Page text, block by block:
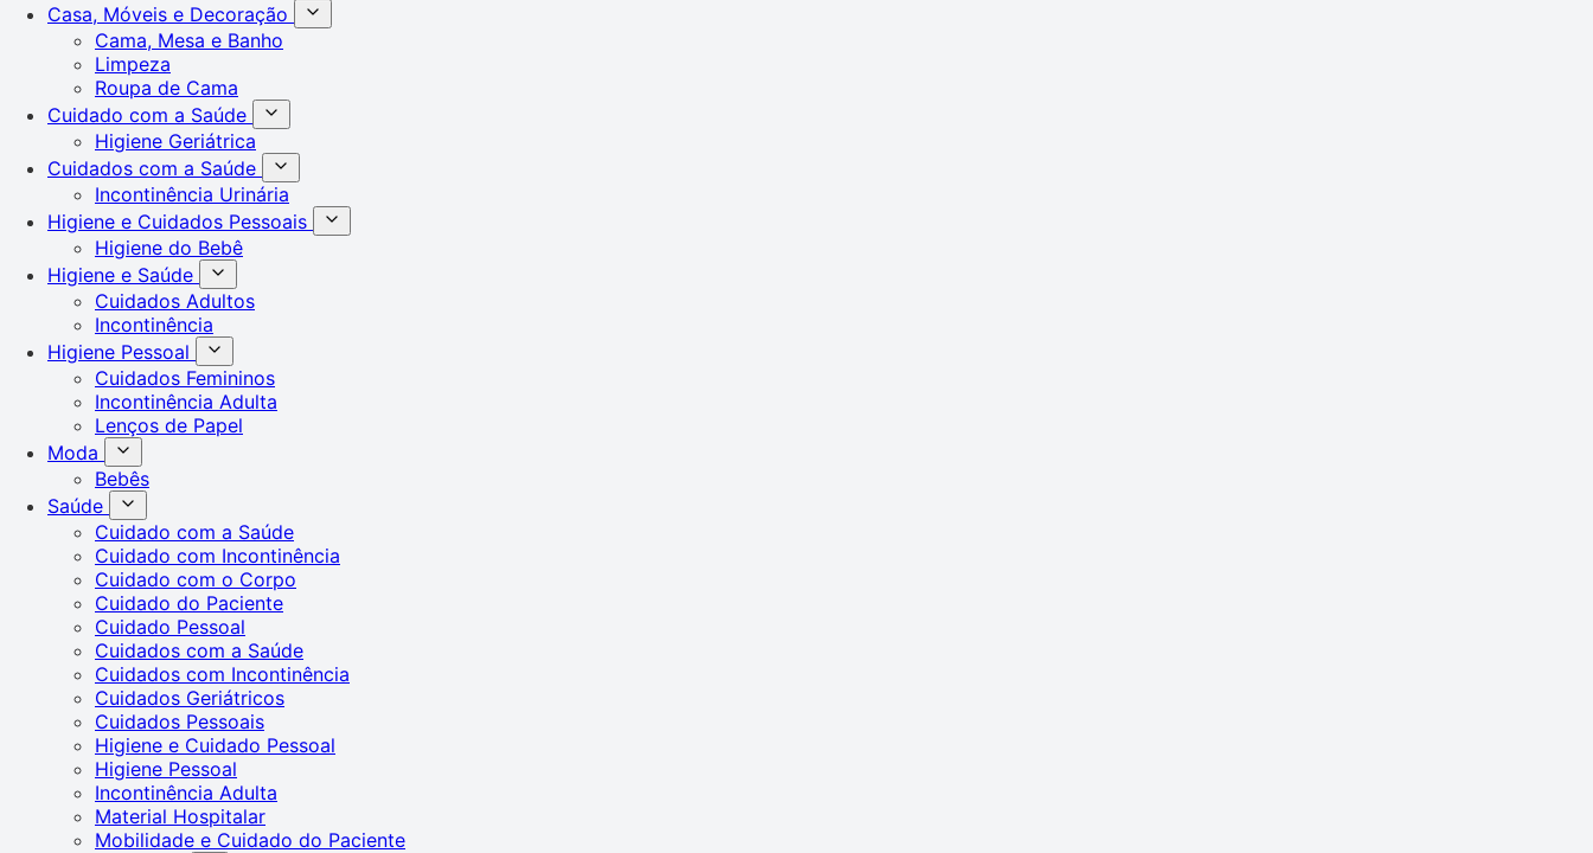
Casa, Móveis e Decoração
Cama, Mesa e Banho
Limpeza
Roupa de Cama
Cuidado com a Saúde
Higiene Geriátrica
Cuidados com a Saúde
Incontinência Urinária
Higiene e Cuidados Pessoais
Higiene do Bebê
Higiene e Saúde
Cuidados Adultos
Incontinência
Higiene Pessoal
Cuidados Femininos
Incontinência Adulta
Lenços de Papel
Moda
Bebês
Saúde
Cuidado com a Saúde
Cuidado com Incontinência
Cuidado com o Corpo
Cuidado do Paciente
Cuidado Pessoal
Cuidados com a Saúde
Cuidados com Incontinência
Cuidados Geriátricos
Cuidados Pessoais
Higiene e Cuidado Pessoal
Higiene Pessoal
Incontinência Adulta
Material Hospitalar
Mobilidade e Cuidado do Paciente